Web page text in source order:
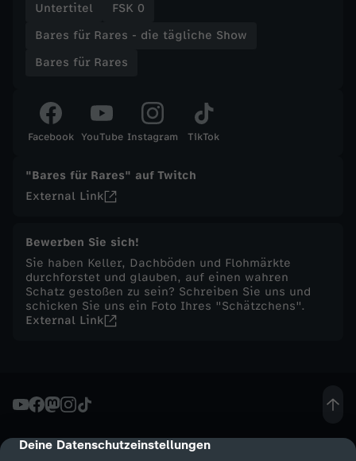
cmp-dialog-description
Deine Datenschutzeinstellungen
t
ä
g
l
i
c
h
e
S
o
w
Untertitel
FSK 0
Bares für Rares - die tägliche Show
Bares für Rares
Facebook YouTube Instagram TikTok
"Bares für Rares" auf Twitch
External Link
Bewerben Sie sich!
Sie haben Keller, Dachböden und Flohmärkte
durchforstet und glauben, auf einen wahren
Schatz gestoßen zu sein? Schreiben Sie uns und
schicken Sie uns ein Foto Ihres "Schätzchens".
External Link